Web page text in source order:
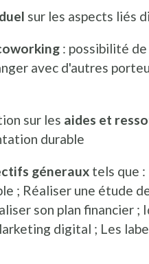
sur les aspects liés
: possibilité de
avec d'autres
sur les aides et
durable
génerauxtels que :
; Réaliser une étude
son plan financier
digital ; Les